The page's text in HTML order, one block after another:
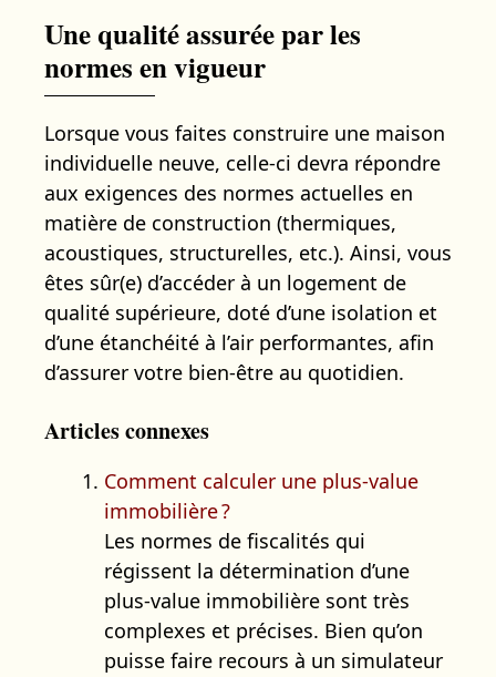
Une qualité assurée par les
normes en vigueur
Lorsque vous faites construire une maison
individuelle neuve, celle-ci devra répondre
aux exigences des normes actuelles en
matière de construction (thermiques,
acoustiques, structurelles, etc.). Ainsi, vous
êtes sûr(e) d’accéder à un logement de
qualité supérieure, doté d’une isolation et
d’une étanchéité à l’air performantes, afin
d’assurer votre bien-être au quotidien.
Articles connexes
Comment calculer une plus-value
immobilière ?
Les normes de fiscalités qui
régissent la détermination d’une
plus-value immobilière sont très
complexes et précises. Bien qu’on
puisse faire recours à un simulateur